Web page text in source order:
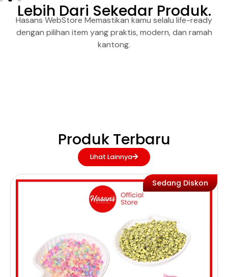
Lebih Dari Sekedar Produk.
Hasans WebStore Memastikan kamu selalu life-ready
dengan pilihan item yang praktis, modern, dan ramah
kantong.
Produk Terbaru
Lihat Lainnya
Sedang Diskon